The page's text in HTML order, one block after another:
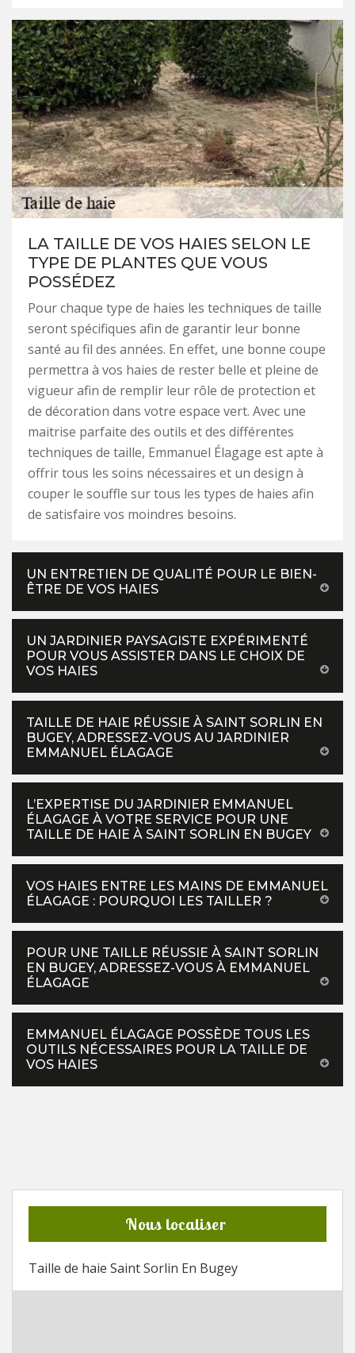
LA TAILLE DE VOS HAIES SELON LE
TYPE DE PLANTES QUE VOUS
POSSÉDEZ
Pour chaque type de haies les techniques de taille
seront spécifiques afin de garantir leur bonne
santé au fil des années. En effet, une bonne coupe
permettra à vos haies de rester belle et pleine de
vigueur afin de remplir leur rôle de protection et
de décoration dans votre espace vert. Avec une
maitrise parfaite des outils et des différentes
techniques de taille, Emmanuel Élagage est apte à
offrir tous les soins nécessaires et un design à
couper le souffle sur tous les types de haies afin
de satisfaire vos moindres besoins.
UN ENTRETIEN DE QUALITÉ POUR LE BIEN-
ÊTRE DE VOS HAIES
UN JARDINIER PAYSAGISTE EXPÉRIMENTÉ
POUR VOUS ASSISTER DANS LE CHOIX DE
VOS HAIES
TAILLE DE HAIE RÉUSSIE À SAINT SORLIN EN
BUGEY, ADRESSEZ-VOUS AU JARDINIER
EMMANUEL ÉLAGAGE
L’EXPERTISE DU JARDINIER EMMANUEL
ÉLAGAGE À VOTRE SERVICE POUR UNE
TAILLE DE HAIE À SAINT SORLIN EN BUGEY
VOS HAIES ENTRE LES MAINS DE EMMANUEL
ÉLAGAGE : POURQUOI LES TAILLER ?
POUR UNE TAILLE RÉUSSIE À SAINT SORLIN
EN BUGEY, ADRESSEZ-VOUS À EMMANUEL
ÉLAGAGE
EMMANUEL ÉLAGAGE POSSÈDE TOUS LES
OUTILS NÉCESSAIRES POUR LA TAILLE DE
VOS HAIES
Nous localiser
Taille de haie Saint Sorlin En Bugey